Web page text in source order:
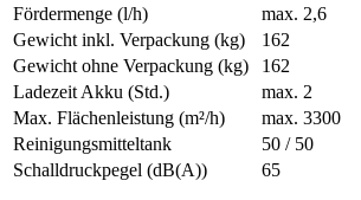
Fördermenge (l/h)
max. 2,6
Gewicht inkl. Verpackung (kg)
162
Gewicht ohne Verpackung (kg)
162
Ladezeit Akku (Std.)
max. 2
Max. Flächenleistung (m²/h)
max. 3300
Reinigungsmitteltank
50 / 50
Schalldruckpegel (dB(A))
65